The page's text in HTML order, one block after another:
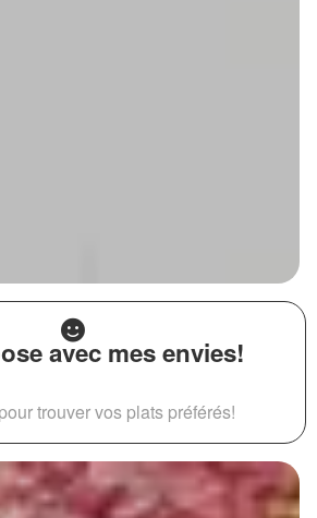
avec mes envies!
trouver vos plats préférés!